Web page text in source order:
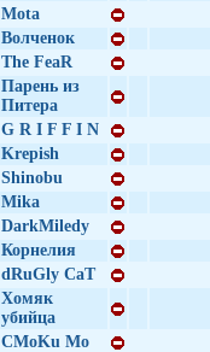
Mota
Волченок
The FeaR
Парень из
Питера
G R I F F I N
Krepish
Shinоbu
Mika
DarkMiledy
Корнелия
dRuGly CaT
Хомяк
убийца
CMoKu Mo